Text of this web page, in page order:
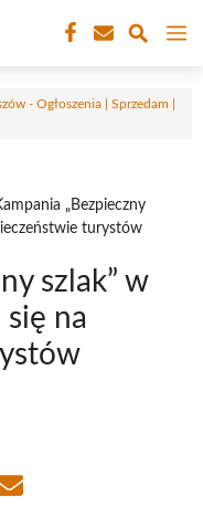
- Ogłoszenia | Sprzedam |
„Bezpieczny
turystów
szlak” w
się na
Share